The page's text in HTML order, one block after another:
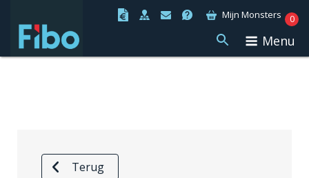
naar
Mijn Monsters 0
Menu
Terug